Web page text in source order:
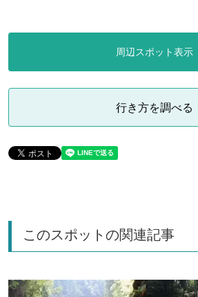
周辺スポット表示
行き方を調べる
このスポットの関連記事